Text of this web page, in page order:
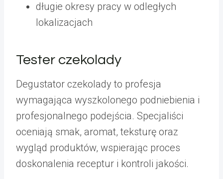
długie okresy pracy w odległych
lokalizacjach
Tester czekolady
Degustator czekolady to profesja
wymagająca wyszkolonego podniebienia i
profesjonalnego podejścia. Specjaliści
oceniają smak, aromat, teksturę oraz
wygląd produktów, wspierając proces
doskonalenia receptur i kontroli jakości.